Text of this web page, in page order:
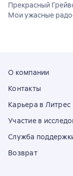
Прекрасный
Мои ужасные
О компании
Контакты
Карьера в Литрес
Участие в
Служба
Возврат